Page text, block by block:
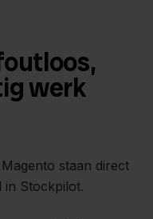
werk
staan direct
in Stockpilot.